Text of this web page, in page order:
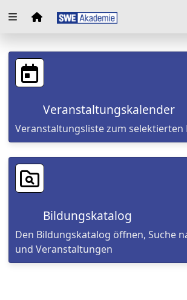
Zuklappen
Loading
Loading
Loading
Loading
Loading
Loading
Veranstaltungskalender
Veranstaltungsliste zum selektierten
Bildungskatalog
Den Bildungskatalog öffnen, Suche
und Veranstaltungen